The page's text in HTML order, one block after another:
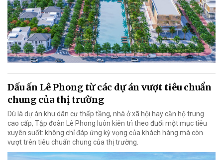
Dấu ấn Lê Phong từ các dự án vượt tiêu chuẩn
chung của thị trường
Dù là dự án khu dân cư thấp tầng, nhà ở xã hội hay căn hộ trung
cao cấp, Tập đoàn Lê Phong luôn kiên trì theo đuổi một mục tiêu
xuyên suốt: không chỉ đáp ứng kỳ vọng của khách hàng mà còn
vượt trên tiêu chuẩn chung của thị trường.